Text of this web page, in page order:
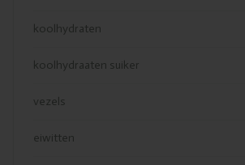
koolhydraten
koolhydraaten suiker
vezels
eiwitten